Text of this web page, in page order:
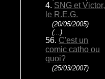
4. SNG et Victor,
le R.E.G.
(20/05/2005)
(...)
56. C'est un
comic catho ou
quoi?
(25/03/2007)